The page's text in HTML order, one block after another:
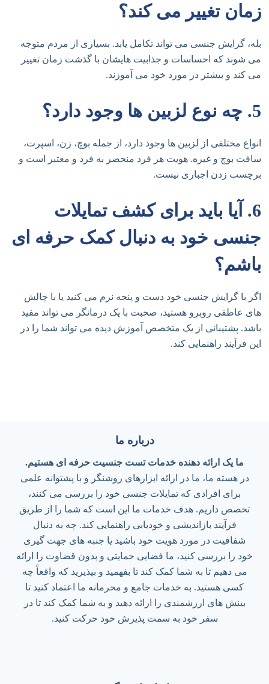
زمان تغییر می کند؟
بله، گرایش جنسی می تواند تکامل یابد. بسیاری از مردم متوجه
می شوند که احساسات و جذابیت هایشان با گذشت زمان تغییر
می کند و بیشتر در مورد خود می آموزند.
5. چه نوع لزبین ها وجود دارد؟
انواع مختلفی از لزبین ها وجود دارد، از جمله بوچ، زن، اسپرت،
سافت بوچ و غیره. هویت هر فرد منحصر به فرد و معتبر است و
برچسب زدن اجباری نیست.
6. آیا باید برای کشف تمایلات
جنسی خود به دنبال کمک حرفه ای
باشم؟
اگر با گرایش جنسی خود دست و پنجه نرم می کنید یا با چالش
های عاطفی روبرو هستید، صحبت با یک درمانگر می تواند مفید
باشد. پشتیبانی از یک متخصص آموزش دیده می تواند شما را در
این فرآیند راهنمایی کند.
درباره ما
ما یک ارائه دهنده خدمات تست جنسیت حرفه ای هستیم.
در هسته ما، ما در ارائه ابزارهای روشنگر و با پشتوانه علمی
برای افرادی که تمایلات جنسی خود را بررسی می کنند،
تخصص داریم. هدف خدمات ما این است که شما را از طریق
فرآیند بازاندیشی و خودیابی راهنمایی کند. چه به دنبال
شفافیت در مورد هویت خود باشید یا جنبه های جهت گیری
خود را بررسی کنید، ما فضایی حمایتی و بدون قضاوت را ارائه
می دهیم تا به شما کمک کند تا بفهمید و بپذیرید که واقعاً چه
کسی هستید. به خدمات جامع و محرمانه ما اعتماد کنید تا
بینش های ارزشمندی را ارائه دهید و به شما کمک کند تا در
سفر خود به سمت پذیرش خود حرکت کنید.